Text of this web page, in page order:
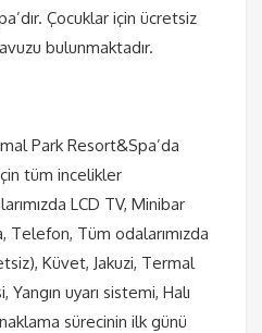
Çocuklar için ücretsiz
bulunmaktadır.
Park Resort&Spa’da
tüm incelikler
LCD TV, Minibar
Telefon, Tüm odalarımızda
Küvet, Jakuzi, Termal
uyarı sistemi, Halı
sürecinin ilk günü